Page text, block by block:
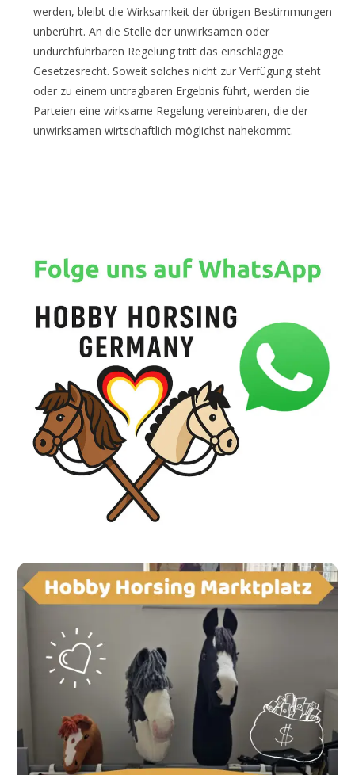
werden, bleibt die Wirksamkeit der übrigen Bestimmungen
unberührt. An die Stelle der unwirksamen oder
undurchführbaren Regelung tritt das einschlägige
Gesetzesrecht. Soweit solches nicht zur Verfügung steht
oder zu einem untragbaren Ergebnis führt, werden die
Parteien eine wirksame Regelung vereinbaren, die der
unwirksamen wirtschaftlich möglichst nahekommt.